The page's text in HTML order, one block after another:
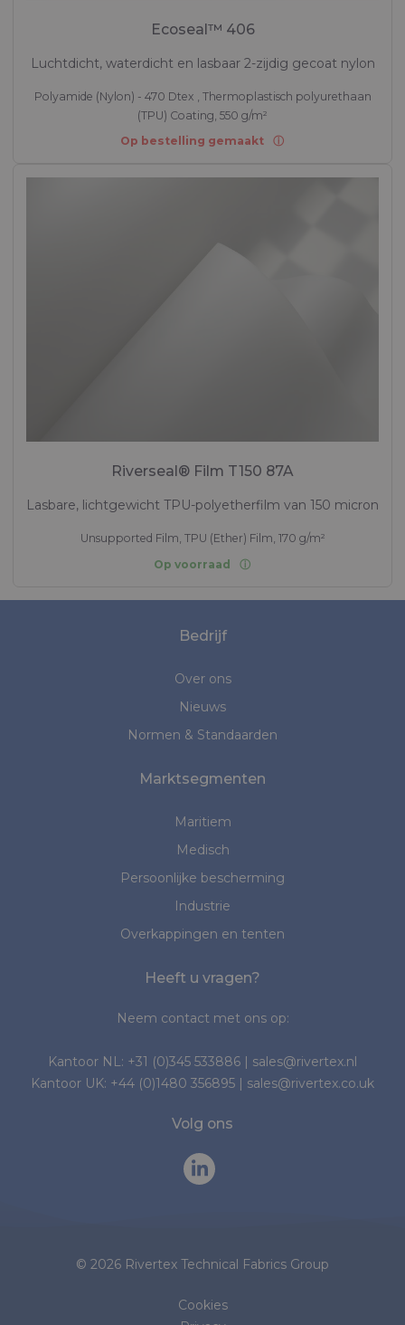
Ecoseal™ 406
Luchtdicht, waterdicht en lasbaar 2-zijdig gecoat nylon
Polyamide (Nylon) - 470 Dtex , Thermoplastisch polyurethaan
(TPU) Coating, 550 g/m²
Op bestelling gemaakt
Riverseal® Film T150 87A
Lasbare, lichtgewicht TPU-polyetherfilm van 150 micron
Unsupported Film, TPU (Ether) Film, 170 g/m²
Op voorraad
Bedrijf
Over ons
Nieuws
Normen & Standaarden
Marktsegmenten
Maritiem
Medisch
Persoonlijke bescherming
Industrie
Overkappingen en tenten
Heeft u vragen?
Neem contact met ons op:
Kantoor NL: +31 (0)345 533886 | sales@rivertex.nl
Kantoor UK: +44 (0)1480 356895 | sales@rivertex.co.uk
Volg ons
© 2026 Rivertex Technical Fabrics Group
Cookies